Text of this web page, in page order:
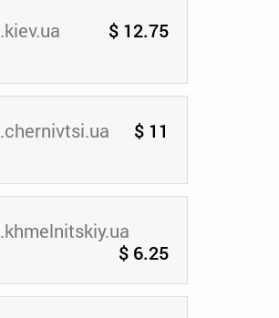
.kiev.ua $ 12.75
.chernivtsi.ua $ 11
.khmelnitskiy.ua
$ 6.25